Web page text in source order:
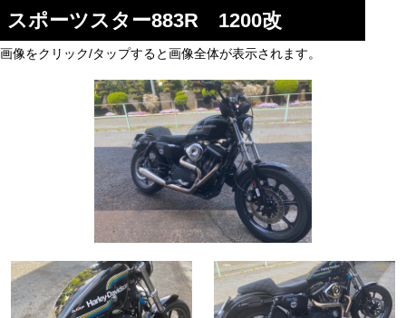
スポーツスター883R 1200改
画像をクリック/タップすると画像全体が表示されます。